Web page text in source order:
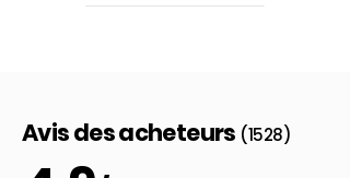
Avis des acheteurs (1528)